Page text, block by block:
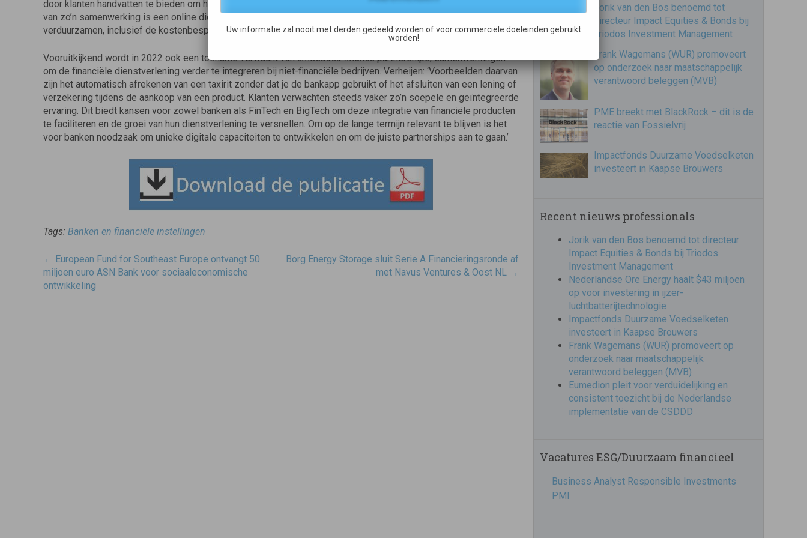
door klanten handvatten te bieden om hun impact op de omgeving en het klimaat te verminderen. “Een voorbeeld
van zo’n samenwerking is een online dienst waarmee huisbezitters kunnen inzien hoe ze hun woning kunnen
verduurzamen, inclusief de kostenbesparing die dat oplevert”, verduidelijkt Verheijen.
Vooruitkijkend wordt in 2022 ook een toename verwacht vanembedded financepartnerships, samenwerkingen
om de financiële dienstverlening verder te integreren bij niet-financiële bedrijven. Verheijen: ‘Voorbeelden daarvan
zijn het automatisch afrekenen van een taxirit zonder dat je de bankapp gebruikt of het afsluiten van een lening of
verzekering tijdens de aankoop van een product. Klanten verwachten steeds vaker zo’n soepele en geïntegreerde
ervaring. Dit biedt kansen voor zowel banken als FinTech en BigTech om deze integratie van financiële producten
te faciliteren en de groei van hun dienstverlening te versnellen. Om op de lange termijn relevant te blijven is het
voor banken noodzaak om unieke digitale capaciteiten te ontwikkelen en om de juiste partnerships aan te gaan.’
Tags: Banken en financiële instellingen
Post
navigatie
← European Fund for Southeast Europe ontvangt 50
miljoen euro ASN Bank voor sociaaleconomische
ontwikkeling
Borg Energy Storage sluit Serie A Financieringsronde af
met Navus Ventures & Oost NL →
Jorik van den Bos benoemd tot
directeur Impact Equities & Bonds bij
Triodos Investment Management
Frank Wagemans (WUR) promoveert
op onderzoek naar maatschappelijk
verantwoord beleggen (MVB)
PME breekt met BlackRock – dit is de
reactie van Fossielvrij
Impactfonds Duurzame Voedselketen
investeert in Kaapse Brouwers
Recent nieuws professionals
Jorik van den Bos benoemd tot directeur
Impact Equities & Bonds bij Triodos
Investment Management
Nederlandse Ore Energy haalt $43 miljoen
op voor investering in ijzer-
luchtbatterijtechnologie
Impactfonds Duurzame Voedselketen
investeert in Kaapse Brouwers
Frank Wagemans (WUR) promoveert op
onderzoek naar maatschappelijk
verantwoord beleggen (MVB)
Eumedion pleit voor verduidelijking en
consistent toezicht bij de Nederlandse
implementatie van de CSDDD
Vacatures ESG/Duurzaam financieel
Business Analyst Responsible Investments
PMI
Uw informatie zal nooit met derden gedeeld worden of voor commerciële doeleinden gebruikt
worden!